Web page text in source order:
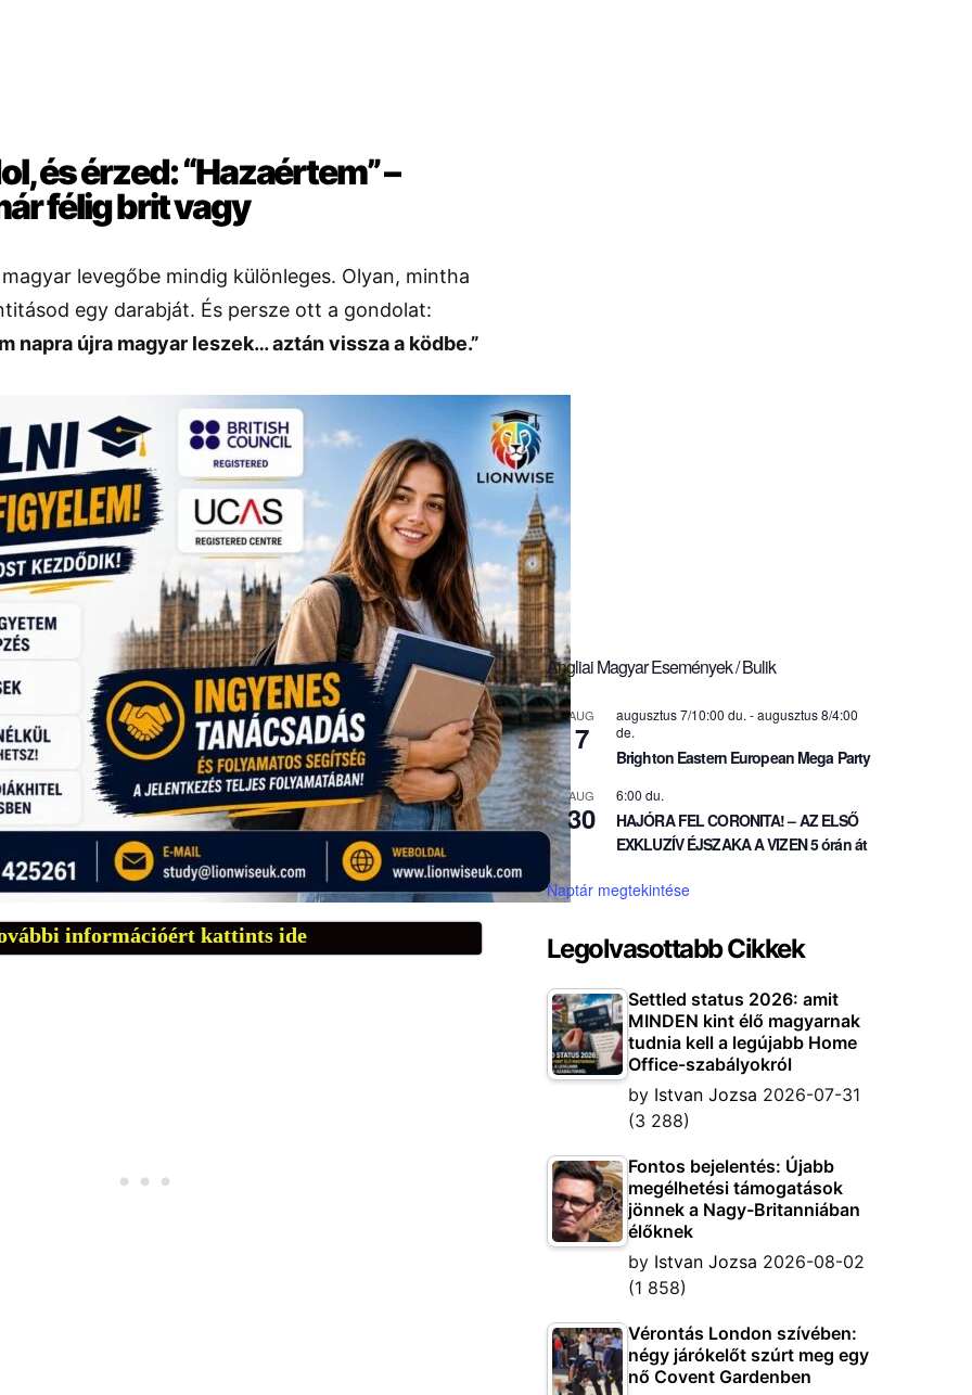
és érzed: “Hazaértem” –
félig brit vagy
levegőbe mindig különleges. Olyan, mintha
egy darabját. És persze ott a gondolat:
napra újra magyar leszek… aztán vissza a ködbe.”
információért kattints ide
Angliai Magyar Események / Bulik
AUG
7
augusztus 7/10:00 du. -augusztus 8/4:00
de.
Brighton Eastern European Mega Party
AUG
30
6:00 du.
HAJÓRA FEL CORONITA! – AZ ELSŐ
EXKLUZÍV ÉJSZAKA A VIZEN 5 órán át
Naptár megtekintése
Legolvasottabb Cikkek
Settled status 2026: amit
MINDEN kint élő magyarnak
tudnia kell a legújabb Home
Office-szabályokról
by Istvan Jozsa 2026-07-31
(3 288)
Fontos bejelentés: Újabb
megélhetési támogatások
jönnek a Nagy-Britanniában
élőknek
by Istvan Jozsa 2026-08-02
(1 858)
Vérontás London szívében:
négy járókelőt szúrt meg egy
nő Covent Gardenben